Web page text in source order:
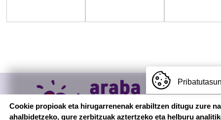
Cookie propioak eta hirugarrenenak erabiltzen ditugu zure
ahalbidetzeko, gure zerbitzuak aztertzeko eta helburu